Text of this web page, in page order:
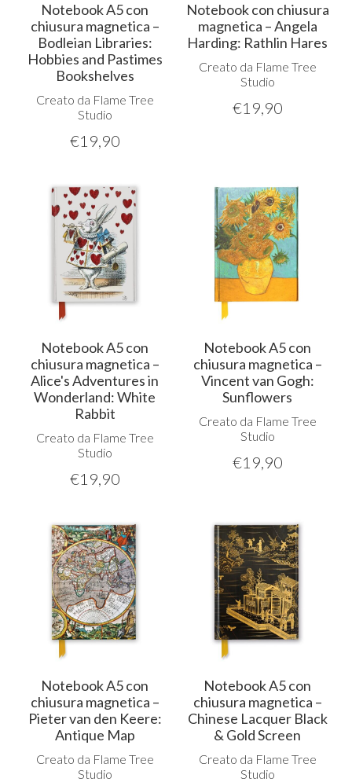
Notebook A5 con
chiusura magnetica –
Bodleian Libraries:
Hobbies and Pastimes
Bookshelves
Creato da Flame Tree
Studio
€19,90
Notebook con chiusura
magnetica – Angela
Harding: Rathlin Hares
Creato da Flame Tree
Studio
€19,90
Notebook A5 con
chiusura magnetica –
Alice's Adventures in
Wonderland: White
Rabbit
Creato da Flame Tree
Studio
€19,90
Notebook A5 con
chiusura magnetica –
Vincent van Gogh:
Sunflowers
Creato da Flame Tree
Studio
€19,90
Notebook A5 con
chiusura magnetica –
Pieter van den Keere:
Antique Map
Creato da Flame Tree
Studio
Notebook A5 con
chiusura magnetica –
Chinese Lacquer Black
& Gold Screen
Creato da Flame Tree
Studio